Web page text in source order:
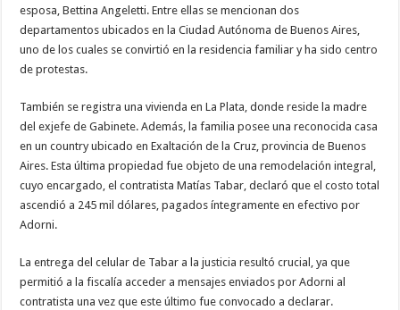
esposa, Bettina Angeletti. Entre ellas se mencionan dos
departamentos ubicados en la Ciudad Autónoma de Buenos Aires,
uno de los cuales se convirtió en la residencia familiar y ha sido centro
de protestas.
También se registra una vivienda en La Plata, donde reside la madre
del exjefe de Gabinete. Además, la familia posee una reconocida casa
en un country ubicado en Exaltación de la Cruz, provincia de Buenos
Aires. Esta última propiedad fue objeto de una remodelación integral,
cuyo encargado, el contratista Matías Tabar, declaró que el costo total
ascendió a 245 mil dólares, pagados íntegramente en efectivo por
Adorni.
La entrega del celular de Tabar a la justicia resultó crucial, ya que
permitió a la fiscalía acceder a mensajes enviados por Adorni al
contratista una vez que este último fue convocado a declarar.